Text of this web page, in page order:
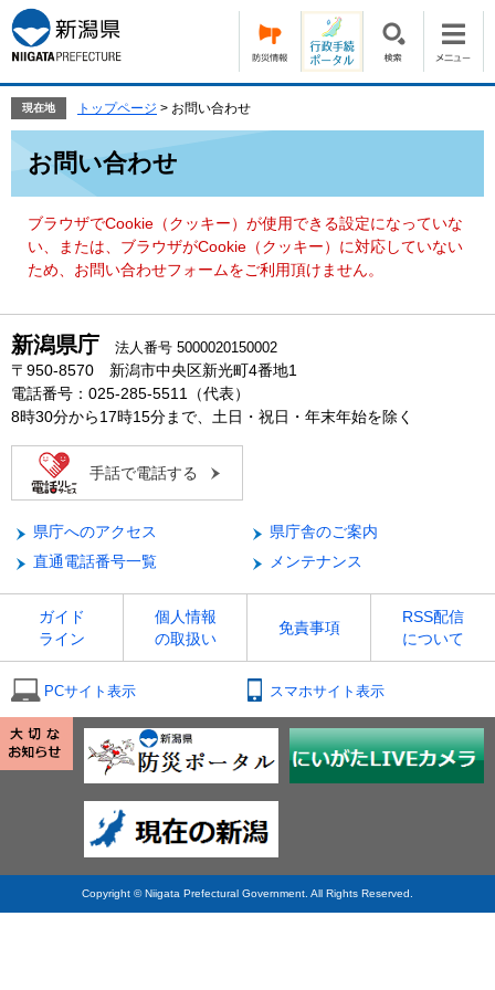
ー
ジ
の
頭
す。
ニ
ュ
ー
飛
て
現在地 トップページ > お問い合わせ
お問い合わせ
ブラウザでCookie（クッキー）が使用できる設定になっていな
い、または、ブラウザがCookie（クッキー）に対応していない
ため、お問い合わせフォームをご利用頂けません。
新潟県庁 法人番号 5000020150002
〒950-8570 新潟市中央区新光町4番地1
電話番号：025-285-5511（代表）
8時30分から17時15分まで、土日・祝日・年末年始を除く
手話で電話する
県庁へのアクセス
県庁舎のご案内
直通電話番号一覧
メンテナンス
ガイド
ライン
個人情報
の取扱い
免責事項
RSS配信
について
PCサイト表示 スマホサイト表示
Copyright © Niigata Prefectural Government. All Rights Reserved.